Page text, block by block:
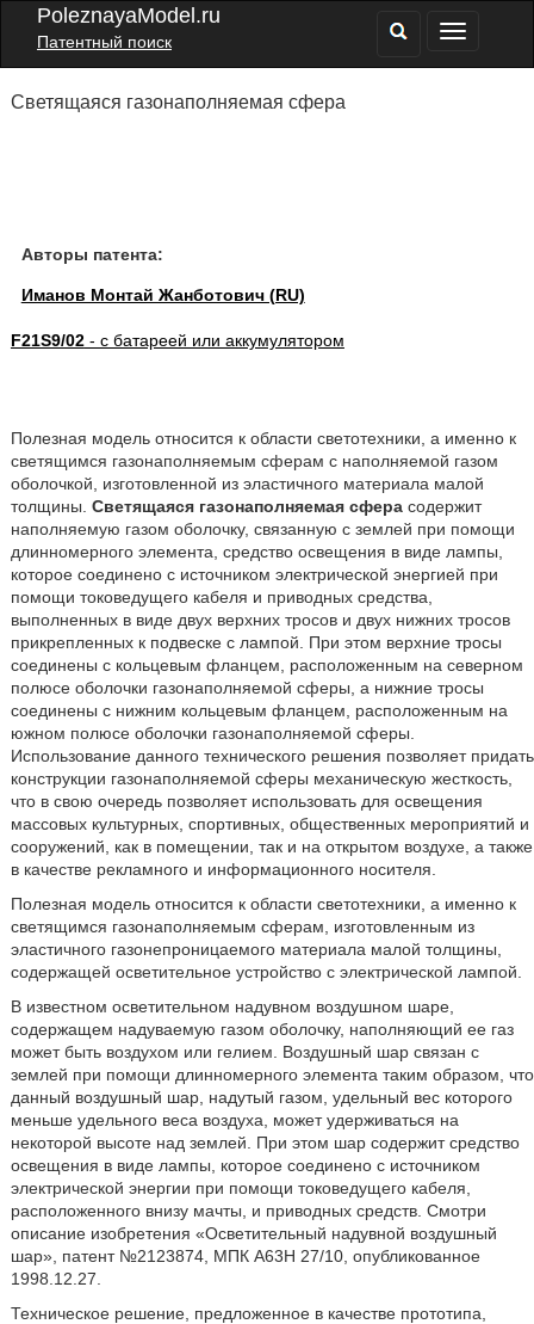
PoleznayaModel.ru
Патентный поиск
Светящаяся газонаполняемая сфера
Авторы патента:
Иманов Монтай Жанботович (RU)
F21S9/02- с батареей или аккумулятором
Полезная модель относится к области светотехники, а именно к
светящимся газонаполняемым сферам с наполняемой газом
оболочкой, изготовленной из эластичного материала малой
толщины. Светящаяся газонаполняемая сферасодержит
наполняемую газом оболочку, связанную с землей при помощи
длинномерного элемента, средство освещения в виде лампы,
которое соединено с источником электрической энергией при
помощи токоведущего кабеля и приводных средства,
выполненных в виде двух верхних тросов и двух нижних тросов
прикрепленных к подвеске с лампой. При этом верхние тросы
соединены с кольцевым фланцем, расположенным на северном
полюсе оболочки газонаполняемой сферы, а нижние тросы
соединены с нижним кольцевым фланцем, расположенным на
южном полюсе оболочки газонаполняемой сферы.
Использование данного технического решения позволяет придать
конструкции газонаполняемой сферы механическую жесткость,
что в свою очередь позволяет использовать для освещения
массовых культурных, спортивных, общественных мероприятий и
сооружений, как в помещении, так и на открытом воздухе, а также
в качестве рекламного и информационного носителя.
Полезная модель относится к области светотехники, а именно к
светящимся газонаполняемым сферам, изготовленным из
эластичного газонепроницаемого материала малой толщины,
содержащей осветительное устройство с электрической лампой.
В известном осветительном надувном воздушном шаре,
содержащем надуваемую газом оболочку, наполняющий ее газ
может быть воздухом или гелием. Воздушный шар связан с
землей при помощи длинномерного элемента таким образом, что
данный воздушный шар, надутый газом, удельный вес которого
меньше удельного веса воздуха, может удерживаться на
некоторой высоте над землей. При этом шар содержит средство
освещения в виде лампы, которое соединено с источником
электрической энергии при помощи токоведущего кабеля,
расположенного внизу мачты, и приводных средств. Смотри
описание изобретения «Осветительный надувной воздушный
шар», патент №2123874, МПК А63Н 27/10, опубликованное
1998.12.27.
Техническое решение, предложенное в качестве прототипа,